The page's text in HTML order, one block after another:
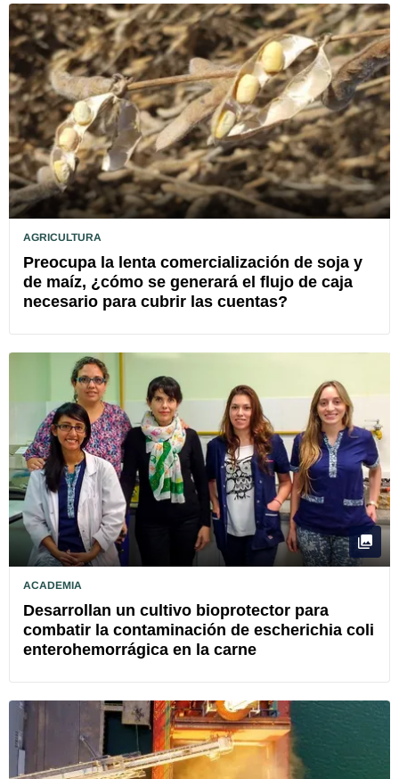
AGRICULTURA
Preocupa la lenta comercialización de soja y
de maíz, ¿cómo se generará el flujo de caja
necesario para cubrir las cuentas?
ACADEMIA
Desarrollan un cultivo bioprotector para
combatir la contaminación de escherichia coli
enterohemorrágica en la carne